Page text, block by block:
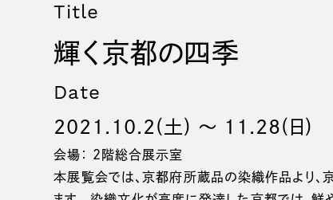
Title
輝く京都の四季
Date
2021.10.2(土) 〜 11.28(日)
会場： 2階総合展示室
本展覧会では、京都府所蔵品の染織作品より、